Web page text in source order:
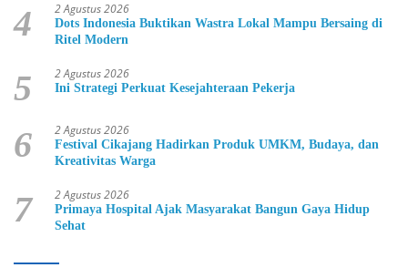
4 2 Agustus 2026
Dots Indonesia Buktikan Wastra Lokal Mampu Bersaing di
Ritel Modern
5 2 Agustus 2026
Ini Strategi Perkuat Kesejahteraan Pekerja
6 2 Agustus 2026
Festival Cikajang Hadirkan Produk UMKM, Budaya, dan
Kreativitas Warga
7 2 Agustus 2026
Primaya Hospital Ajak Masyarakat Bangun Gaya Hidup
Sehat